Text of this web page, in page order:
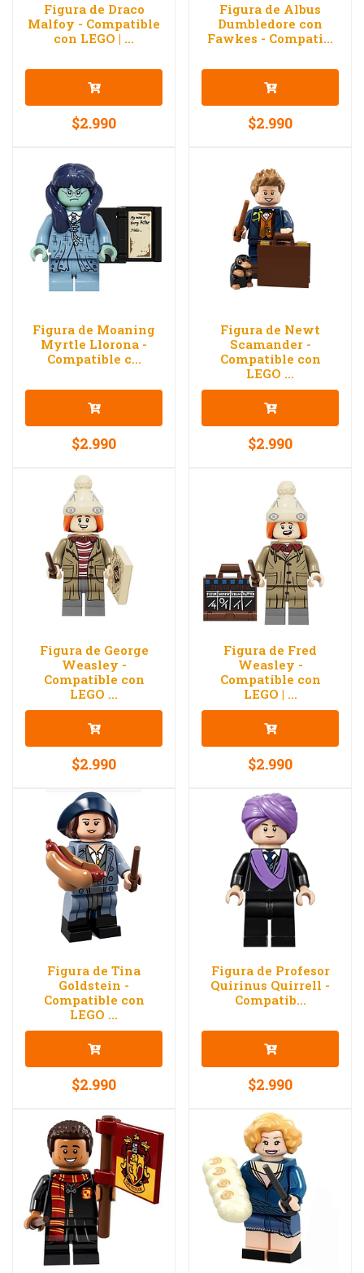
Figura de Draco
Malfoy - Compatible
con LEGO | ...
$2.990
Figura de Albus
Dumbledore con
Fawkes - Compati...
$2.990
Figura de Moaning
Myrtle Llorona -
Compatible c...
$2.990
Figura de Newt
Scamander -
Compatible con
LEGO ...
$2.990
Figura de George
Weasley -
Compatible con
LEGO ...
$2.990
Figura de Fred
Weasley -
Compatible con
LEGO | ...
$2.990
Figura de Tina
Goldstein -
Compatible con
LEGO ...
$2.990
Figura de Profesor
Quirinus Quirrell -
Compatib...
$2.990